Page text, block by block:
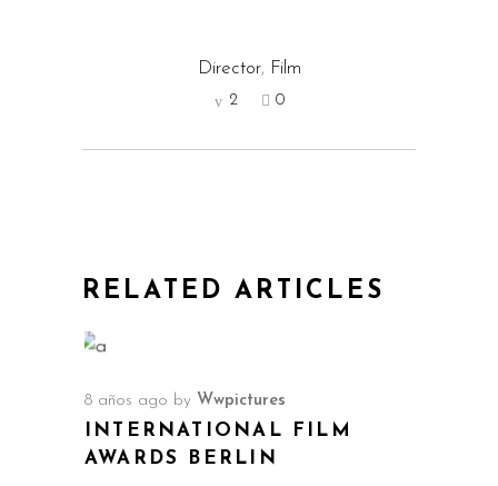
Director, Film
2 0
RELATED ARTICLES
8 años ago by Wwpictures
INTERNATIONAL FILM
AWARDS BERLIN